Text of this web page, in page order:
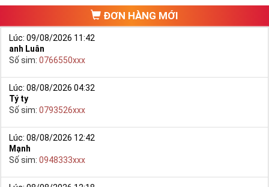
Ngoài ra quý khách chưa ưng ý về Sim Tứ Quý 2 có cũng thể tham
khảo thêm Sim Vinaphone,Sim Gmobile, Sim Tứ Quý Giữa
ĐƠN HÀNG MỚI
Lúc: 09/08/2026 11:42
anh Luân
Số sim: 0766550xxx
Lúc: 08/08/2026 04:32
Tý ty
Số sim: 0793526xxx
Lúc: 08/08/2026 12:42
Mạnh
Số sim: 0948333xxx